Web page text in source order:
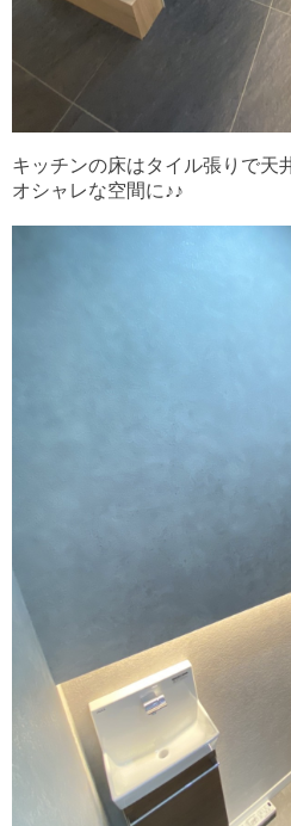
キッチンの床はタイル張りで天
オシャレな空間に♪♪